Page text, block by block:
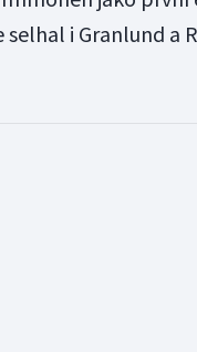
i Granlund a